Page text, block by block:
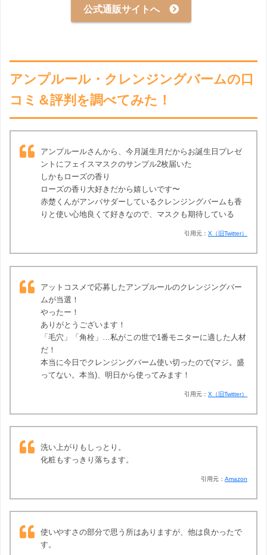
公式通販サイトへ
アンプルール・クレンジングバームの口
コミ＆評判を調べてみた！
アンプルールさんから、今月誕生月だからお誕生日プレゼ
ントにフェイスマスクのサンプル2枚届いた
しかもローズの香り
ローズの香り大好きだから嬉しいです〜
赤楚くんがアンバサダーしているクレンジングバームも香
りと使い心地良くて好きなので、マスクも期待している
引用元： X（旧Twitter）
アットコスメで応募したアンプルールのクレンジングバー
ムが当選！
やったー！
ありがとうございます！
「毛穴」「角栓」…私がこの世で1番モニターに適した人材
だ！
本当に今日でクレンジングバーム使い切ったので(マジ。盛
ってない。本当)、明日から使ってみます！
引用元： X（旧Twitter）
洗い上がりもしっとり。
化粧もすっきり落ちます。
引用元： Amazon
使いやすさの部分で思う所はありますが、他は良かったで
す。